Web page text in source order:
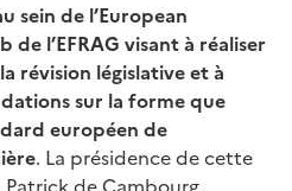
sein de l’European
l’EFRAG visant à réaliser
révision législative et à
sur la forme que
européen de
. La présidence de cette
de Cambourg,